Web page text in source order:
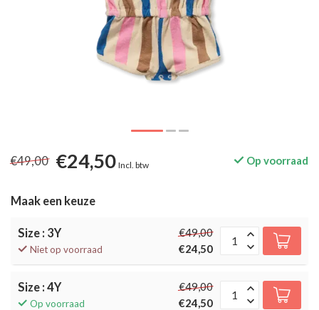
€49,00 €24,50 Incl. btw Op voorraad
Maak een keuze
Size : 3Y
Niet op voorraad
€49,00
€24,50
Size : 4Y
Op voorraad
€49,00
€24,50